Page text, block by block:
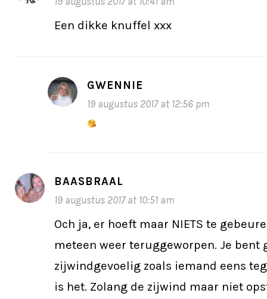
Een dikke knuffel xxx
GWENNIE
19 augustus 2017 at 12:56 pm
BAASBRAAL
19 augustus 2017 at 10:51 am
Och ja, er hoeft maar NIETS te
meteen weer teruggeworpen. Je bent
zijwindgevoelig zoals iemand eens
is het. Zolang de zijwind maar niet